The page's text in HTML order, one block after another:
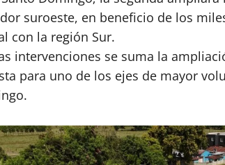
suroeste, en beneficio de los
con la región Sur.
intervenciones se suma la
para uno de los ejes de mayor